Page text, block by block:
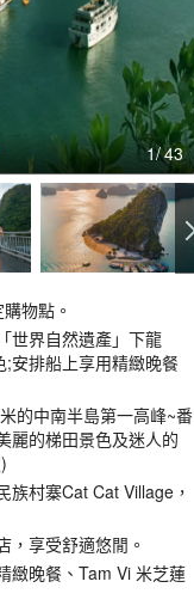
1 43
物點。
世界自然遺產」下龍
安排船上享用精緻晚餐
的中南半島第一高峰~番
麗的梯田景色及迷人的
族村寨Cat Cat Village，
，享受舒適悠閒。
緻晚餐、Tam Vi 米芝蓮